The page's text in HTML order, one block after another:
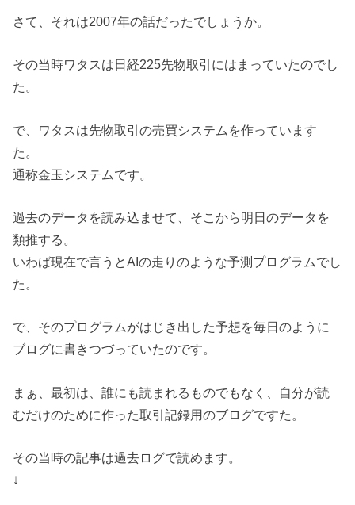
さて、それは2007年の話だったでしょうか。
その当時ワタスは日経225先物取引にはまっていたのでし
た。
で、ワタスは先物取引の売買システムを作っています
た。
通称金玉システムです。
過去のデータを読み込ませて、そこから明日のデータを
類推する。
いわば現在で言うとAIの走りのような予測プログラムでし
た。
で、そのプログラムがはじき出した予想を毎日のように
ブログに書きつづっていたのです。
まぁ、最初は、誰にも読まれるものでもなく、自分が読
むだけのために作った取引記録用のブログですた。
その当時の記事は過去ログで読めます。
↓